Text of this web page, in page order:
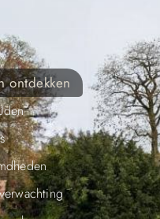
ontdekken